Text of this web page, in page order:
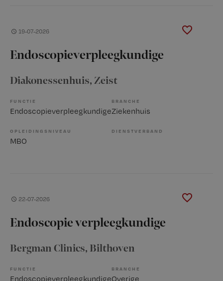
19-07-2026
Endoscopieverpleegkundige
Diakonessenhuis, Zeist
FUNCTIE
Endoscopieverpleegkundige
BRANCHE
Ziekenhuis
OPLEIDINGSNIVEAU
MBO
DIENSTVERBAND
22-07-2026
Endoscopie verpleegkundige
Bergman Clinics, Bilthoven
FUNCTIE
Endoscopieverpleegkundige
BRANCHE
Overige